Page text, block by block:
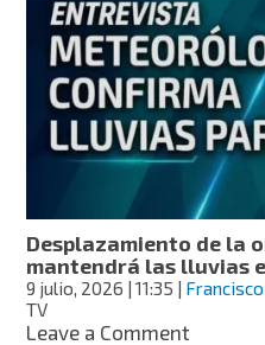
lluvias
este
viernes
en
31
estos
serán
los
más
Desplazamiento de la
mantendrá las lluvias
9 julio, 2026 | 11:35 |
TV
Leave a Commenton